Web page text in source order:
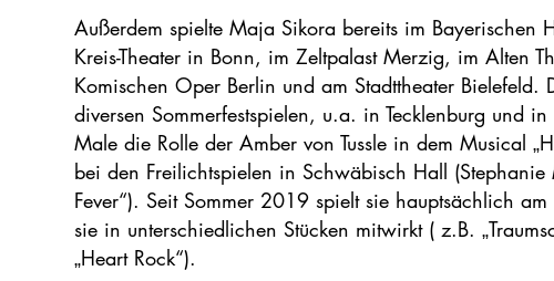
Außerdem spielte Maja Sikora bereits im Bayerischen
Kreis-Theater in Bonn, im Zeltpalast Merzig, im Alten
Komischen Oper Berlin und am Stadttheater Bielefeld.
diversen Sommerfestspielen, u.a. in Tecklenburg und
Male die Rolle der Amber von Tussle in dem Musical
bei den Freilichtspielen in Schwäbisch Hall
Fever“). Seit Sommer 2019 spielt sie hauptsächlich
sie in unterschiedlichen Stücken mitwirkt ( z.B.
„Heart Rock“).